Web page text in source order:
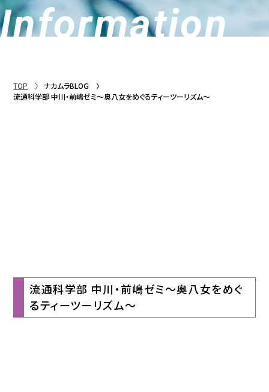
Information
TOP
ナカムラBLOG
流通科学部 中川・前嶋ゼミ～奥八女をめぐるティーツーリズム～
流通科学部 中川・前嶋ゼミ～奥八女をめぐ
るティーツーリズム～